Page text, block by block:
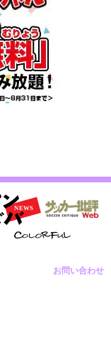
お問い合わせ